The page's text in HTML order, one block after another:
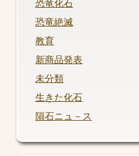
恐竜化石
恐竜絶滅
教育
新商品発表
未分類
生きた化石
隕石ニュ－ス